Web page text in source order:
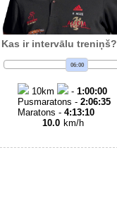
Kas ir intervālu treniņš?
06:00
10km - 1:00:00
Pusmaratons - 2:06:35
Maratons - 4:13:10
10.0 km/h